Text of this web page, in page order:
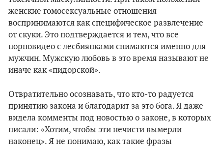
женские гомосексуальные отношения
воспринимаются как специфическое развлечение
от скуки. Это подтверждается и тем, что все
порновидео с лесбиянками снимаются именно для
мужчин. Мужскую любовь в это время называют не
иначе как «пидорской».
Отвратительно осознавать, что кто-то радуется
принятию закона и благодарит за это бога. Я даже
видела комменты под новостью о законе, в которых
писали: «Хотим, чтобы эти нечисти вымерли
наконец». Я не понимаю, как такие фразы